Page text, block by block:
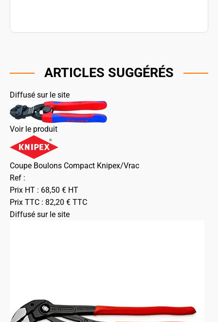
ARTICLES SUGGÉRÉS
Diffusé sur le site
Voir le produit
Coupe Boulons Compact Knipex/Vrac
Ref :
Prix HT : 68,50 € HT
Prix TTC : 82,20 € TTC
Diffusé sur le site